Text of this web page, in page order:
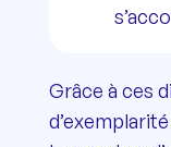
Grâce à ces